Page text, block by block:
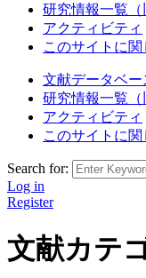
研究情報一覧（
アクティビティ
このサイトに関
文献データベー
研究情報一覧（
アクティビティ
このサイトに関
Search for:
Log in
Register
文献カテ